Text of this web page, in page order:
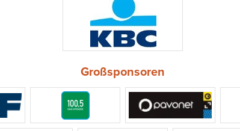
Großsponsoren